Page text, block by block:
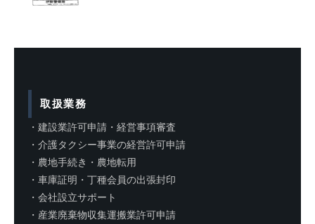
取扱業務
・建設業許可申請・経営事項審査
・介護タクシー事業の経営許可申請
・農地手続き・農地転用
・車庫証明・丁種会員の出張封印
・会社設立サポート
・産業廃棄物収集運搬業許可申請